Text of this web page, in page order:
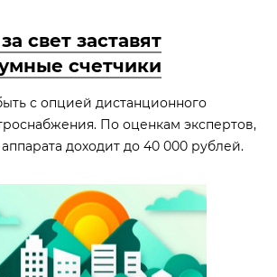
свет заставят
счетчики
с опцией дистанционного
По оценкам экспертов,
доходит до 40 000 рублей.